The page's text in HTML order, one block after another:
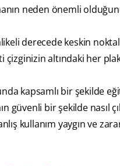
neden önemli
derecede keskin
altındaki her
kapsamlı bir şekilde
güvenli bir şekilde nasıl
kullanım yaygın ve